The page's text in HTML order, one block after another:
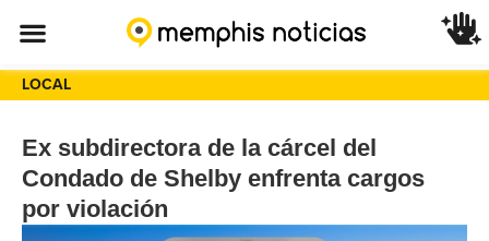
LOCAL
Ex subdirectora de la cárcel del
Condado de Shelby enfrenta cargos
por violación